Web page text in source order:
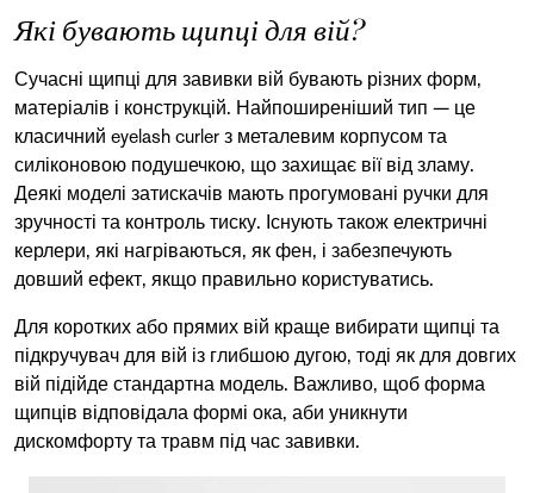
Які бувають щипці для вій?
Сучасні щипці для завивки вій бувають різних форм,
матеріалів і конструкцій. Найпоширеніший тип — це
класичний eyelash curler з металевим корпусом та
силіконовою подушечкою, що захищає вії від зламу.
Деякі моделі затискачів мають прогумовані ручки для
зручності та контроль тиску. Існують також електричні
керлери, які нагріваються, як фен, і забезпечують
довший ефект, якщо правильно користуватись.
Для коротких або прямих вій краще вибирати щипці та
підкручувач для вій із глибшою дугою, тоді як для довгих
вій підійде стандартна модель. Важливо, щоб форма
щипців відповідала формі ока, аби уникнути
дискомфорту та травм під час завивки.